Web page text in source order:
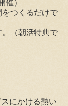
催）
をつくるだけで
（朝活特典で
にかける熱い